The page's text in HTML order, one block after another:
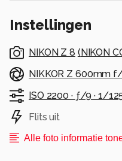
Instellingen
NIKON Z 8 ( NIKON
NIKKOR Z 600mm
ISO 2200 · ƒ/9 · 1/
Flits uit
Alle foto informatie